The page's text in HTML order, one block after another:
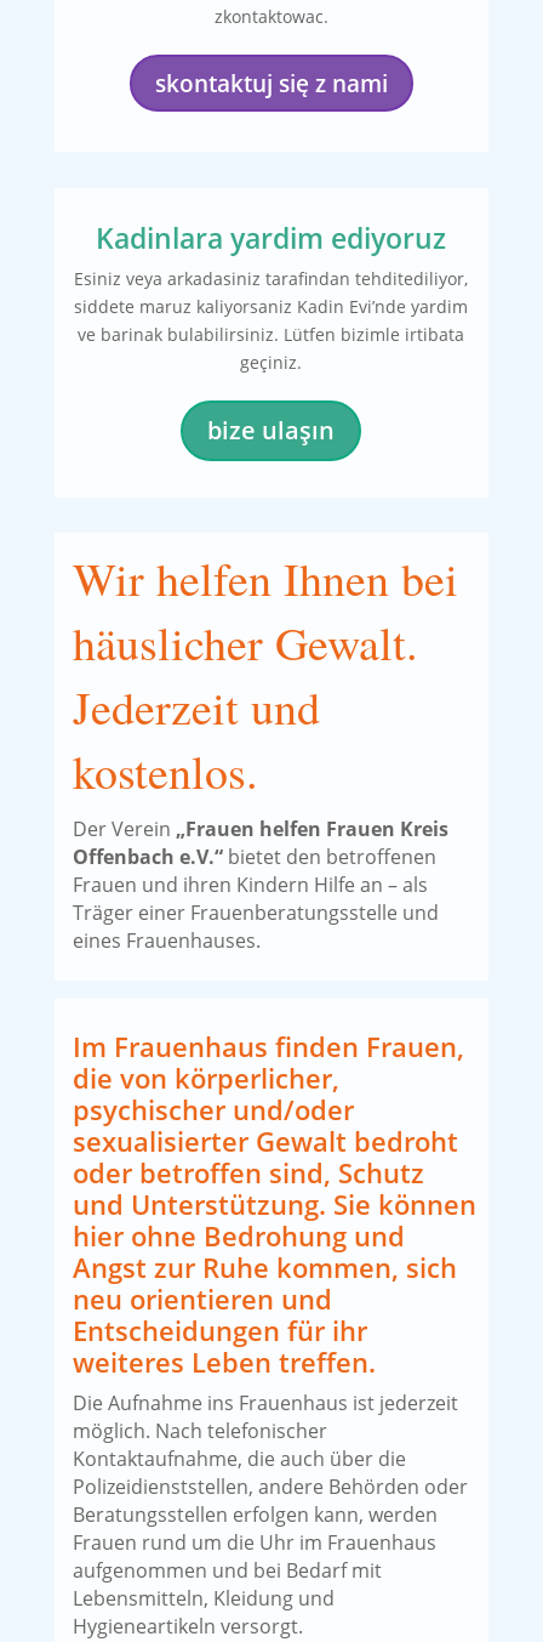
zkontaktowac.
skontaktuj się z nami
Kadinlara yardim ediyoruz
Esiniz veya arkadasiniz tarafindan tehditediliyor,
siddete maruz kaliyorsaniz Kadin Evi’nde yardim
ve barinak bulabilirsiniz. Lütfen bizimle irtibata
geçiniz.
bize ulaşın
Wir helfen Ihnen bei
häuslicher Gewalt.
Jederzeit und
kostenlos.
Der Verein „Frauen helfen Frauen Kreis
Offenbach e.V.“bietet den betroffenen
Frauen und ihren Kindern Hilfe an – als
Träger einer Frauenberatungsstelle und
eines Frauenhauses.
Im Frauenhaus finden Frauen,
die von körperlicher,
psychischer und/oder
sexualisierter Gewalt bedroht
oder betroffen sind, Schutz
und Unterstützung. Sie können
hier ohne Bedrohung und
Angst zur Ruhe kommen, sich
neu orientieren und
Entscheidungen für ihr
weiteres Leben treffen.
Die Aufnahme ins Frauenhaus ist jederzeit
möglich. Nach telefonischer
Kontaktaufnahme, die auch über die
Polizeidienststellen, andere Behörden oder
Beratungsstellen erfolgen kann, werden
Frauen rund um die Uhr im Frauenhaus
aufgenommen und bei Bedarf mit
Lebensmitteln, Kleidung und
Hygieneartikeln versorgt.